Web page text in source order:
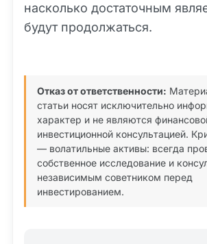
насколько достаточным
будут продолжаться.
Отказ от ответственности:
статьи носят исключительно
характер и не являются
инвестиционной консультацией.
— волатильные активы: всегда
собственное исследование и
независимым советником перед
инвестированием.